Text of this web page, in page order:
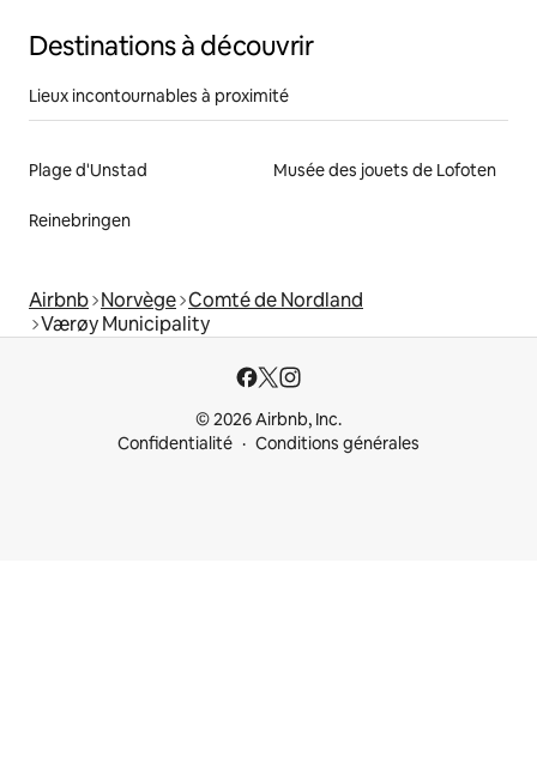
Destinations à découvrir
Lieux incontournables à proximité
Plage d'Unstad Musée des jouets de Lofoten
Reinebringen
Airbnb Norvège Comté de Nordland
Værøy Municipality
© 2026 Airbnb, Inc.
Confidentialité
Conditions générales